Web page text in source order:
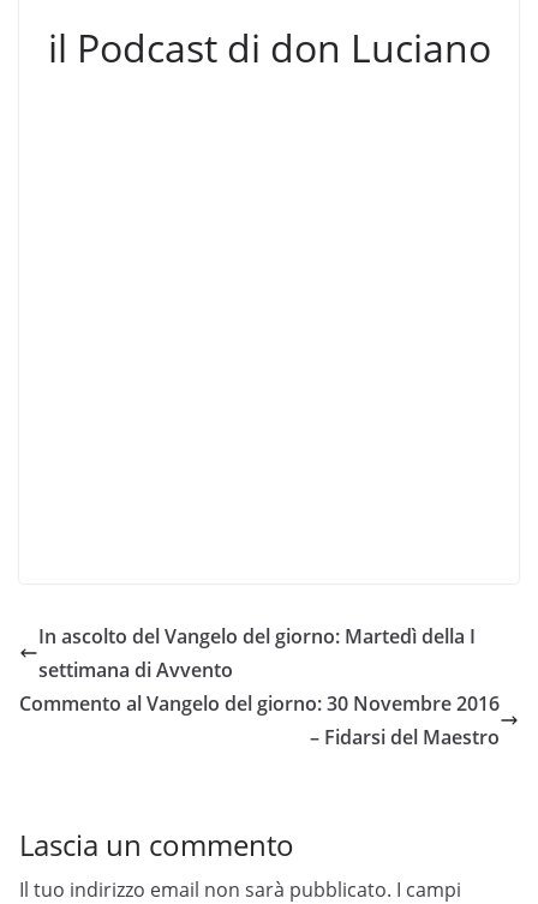
il Podcast di don Luciano
In ascolto del Vangelo del giorno: Martedì della I
settimana di Avvento
Commento al Vangelo del giorno: 30 Novembre 2016
– Fidarsi del Maestro
Lascia un commento
Il tuo indirizzo email non sarà pubblicato. I campi